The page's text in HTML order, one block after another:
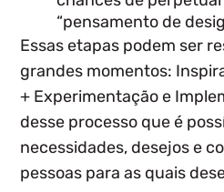
“pensamento de
Essas etapas podem ser
grandes momentos:
+ Experimentação e
desse processo que é
necessidades, desejos e
pessoas para as quais